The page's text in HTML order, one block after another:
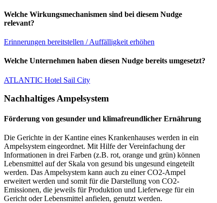
Welche Wirkungsmechanismen sind bei diesem Nudge
relevant?
Erinnerungen bereitstellen / Auffälligkeit erhöhen
Welche Unternehmen haben diesen Nudge bereits umgesetzt?
ATLANTIC Hotel Sail City
Nachhaltiges Ampelsystem
Förderung von gesunder und klimafreundlicher Ernährung
Die Gerichte in der Kantine eines Krankenhauses werden in ein
Ampelsystem eingeordnet. Mit Hilfe der Vereinfachung der
Informationen in drei Farben (z.B. rot, orange und grün) können
Lebensmittel auf der Skala von gesund bis ungesund eingeteilt
werden. Das Ampelsystem kann auch zu einer CO2-Ampel
erweitert werden und somit für die Darstellung von CO2-
Emissionen, die jeweils für Produktion und Lieferwege für ein
Gericht oder Lebensmittel anfielen, genutzt werden.